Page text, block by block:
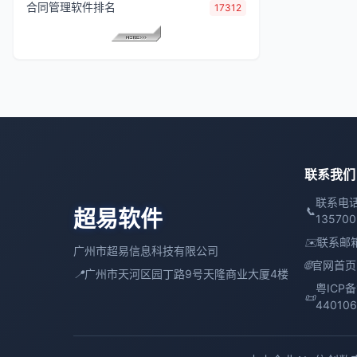
合同管理软件排名 17312
超易软件
广州市超易信息科技有限公司
📍广州市天河区园丁路9号天隆商业大厦4楼
联系我们
📞
联系电
✉️联系邮
🌐官网首
📜
粤ICP